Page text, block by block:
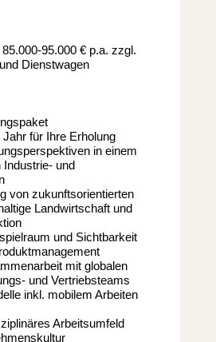
95.000 € p.a. zzgl.
Dienstwagen
für Ihre Erholung
in einem
Industrie- und
von zukunftsorientierten
Landwirtschaft und
und Sichtbarkeit
mit globalen
und Vertriebsteams
inkl. mobilem Arbeiten
Arbeitsumfeld